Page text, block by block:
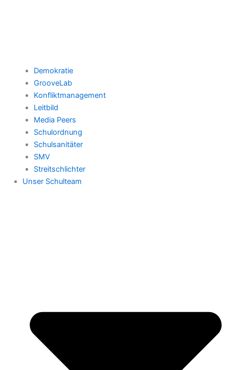
Demokratie
GrooveLab
Konfliktmanagement
Leitbild
Media Peers
Schulordnung
Schulsanitäter
SMV
Streitschlichter
Unser Schulteam